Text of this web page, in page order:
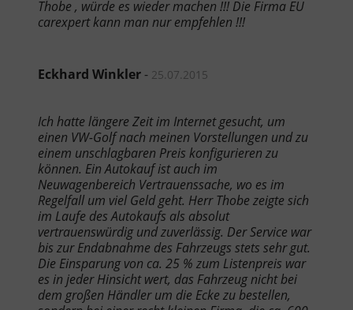
Thobe , würde es wieder machen !!! Die Firma EU
carexpert kann man nur empfehlen !!!
Eckhard Winkler - 25.07.2015
Ich hatte längere Zeit im Internet gesucht, um
einen VW-Golf nach meinen Vorstellungen und zu
einem unschlagbaren Preis konfigurieren zu
können. Ein Autokauf ist auch im
Neuwagenbereich Vertrauenssache, wo es im
Regelfall um viel Geld geht. Herr Thobe zeigte sich
im Laufe des Autokaufs als absolut
vertrauenswürdig und zuverlässig. Der Service war
bis zur Endabnahme des Fahrzeugs stets sehr gut.
Die Einsparung von ca. 25 % zum Listenpreis war
es in jeder Hinsicht wert, das Fahrzeug nicht bei
dem großen Händler um die Ecke zu bestellen,